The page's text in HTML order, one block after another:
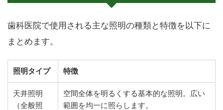
歯科医院で使用される主な照明の種類と特徴を以下に
まとめます。
照明タイプ 特徴
天井照明
（全般照
空間全体を明るくする基本的な照明。広い
範囲を均一に照らします。